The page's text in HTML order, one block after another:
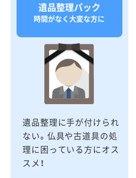
遺品整理パック
時間がなく大変な方に
遺品整理に手が付けられ
ない。仏具や古道具の処
理に困っている方にオス
スメ！